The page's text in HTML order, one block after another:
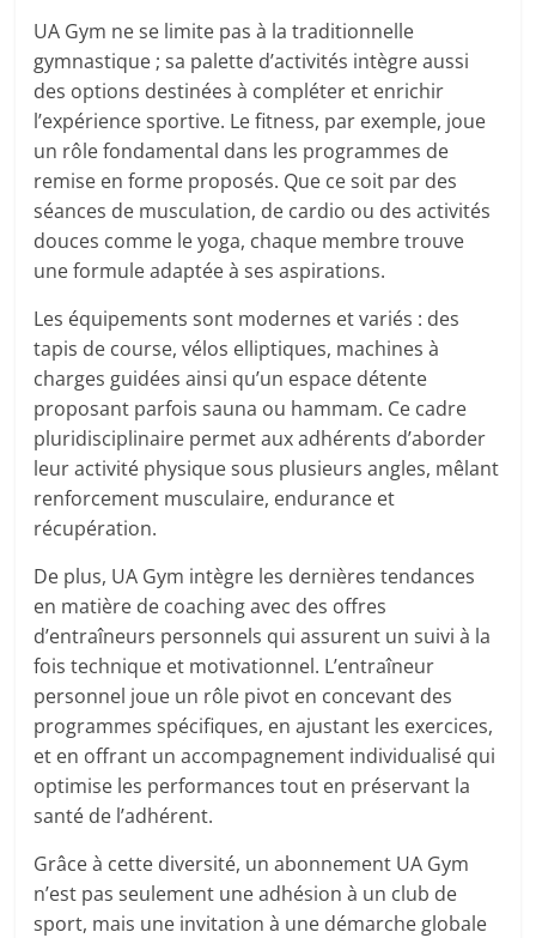
UA Gym ne se limite pas à la traditionnelle
gymnastique ; sa palette d’activités intègre aussi
des options destinées à compléter et enrichir
l’expérience sportive. Le fitness, par exemple, joue
un rôle fondamental dans les programmes de
remise en forme proposés. Que ce soit par des
séances de musculation, de cardio ou des activités
douces comme le yoga, chaque membre trouve
une formule adaptée à ses aspirations.
Les équipements sont modernes et variés : des
tapis de course, vélos elliptiques, machines à
charges guidées ainsi qu’un espace détente
proposant parfois sauna ou hammam. Ce cadre
pluridisciplinaire permet aux adhérents d’aborder
leur activité physique sous plusieurs angles, mêlant
renforcement musculaire, endurance et
récupération.
De plus, UA Gym intègre les dernières tendances
en matière de coaching avec des offres
d’entraîneurs personnels qui assurent un suivi à la
fois technique et motivationnel. L’entraîneur
personnel joue un rôle pivot en concevant des
programmes spécifiques, en ajustant les exercices,
et en offrant un accompagnement individualisé qui
optimise les performances tout en préservant la
santé de l’adhérent.
Grâce à cette diversité, un abonnement UA Gym
n’est pas seulement une adhésion à un club de
sport, mais une invitation à une démarche globale